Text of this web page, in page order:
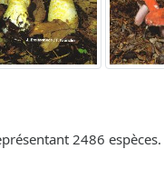
2486 espèces.